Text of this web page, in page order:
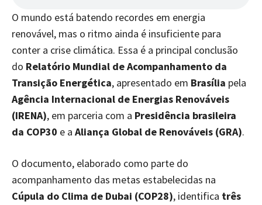
O mundo está batendo recordes em energia
renovável, mas o ritmo ainda é insuficiente para
conter a crise climática. Essa é a principal conclusão
do Relatório Mundial de Acompanhamento da
Transição Energética, apresentado em Brasília pela
Agência Internacional de Energias Renováveis
(IRENA), em parceria com a Presidência brasileira
da COP30 e a Aliança Global de Renováveis (GRA).
O documento, elaborado como parte do
acompanhamento das metas estabelecidas na
Cúpula do Clima de Dubai (COP28), identifica três